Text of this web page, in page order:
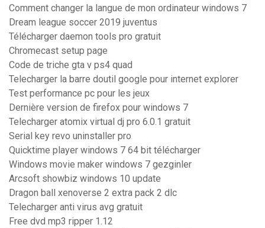
Comment changer la langue de mon ordinateur windows 7
Dream league soccer 2019 juventus
Télécharger daemon tools pro gratuit
Chromecast setup page
Code de triche gta v ps4 quad
Telecharger la barre doutil google pour internet explorer
Test performance pc pour les jeux
Dernière version de firefox pour windows 7
Telecharger atomix virtual dj pro 6.0.1 gratuit
Serial key revo uninstaller pro
Quicktime player windows 7 64 bit télécharger
Windows movie maker windows 7 gezginler
Arcsoft showbiz windows 10 update
Dragon ball xenoverse 2 extra pack 2 dlc
Telecharger anti virus avg gratuit
Free dvd mp3 ripper 1.12